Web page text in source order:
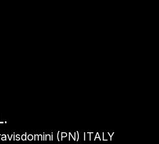
(PN) ITALY